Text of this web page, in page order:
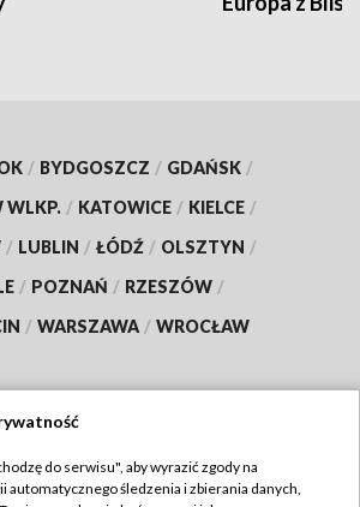
/ BYDGOSZCZ / GDAŃSK /
WLKP. / KATOWICE / KIELCE /
/ LUBLIN / ŁÓDŹ / OLSZTYN /
/ POZNAŃ / RZESZÓW /
/ WARSZAWA / WROCŁAW
TVP
do serwisu", aby wyrazić zgody na
automatycznego śledzenia i zbierania danych,